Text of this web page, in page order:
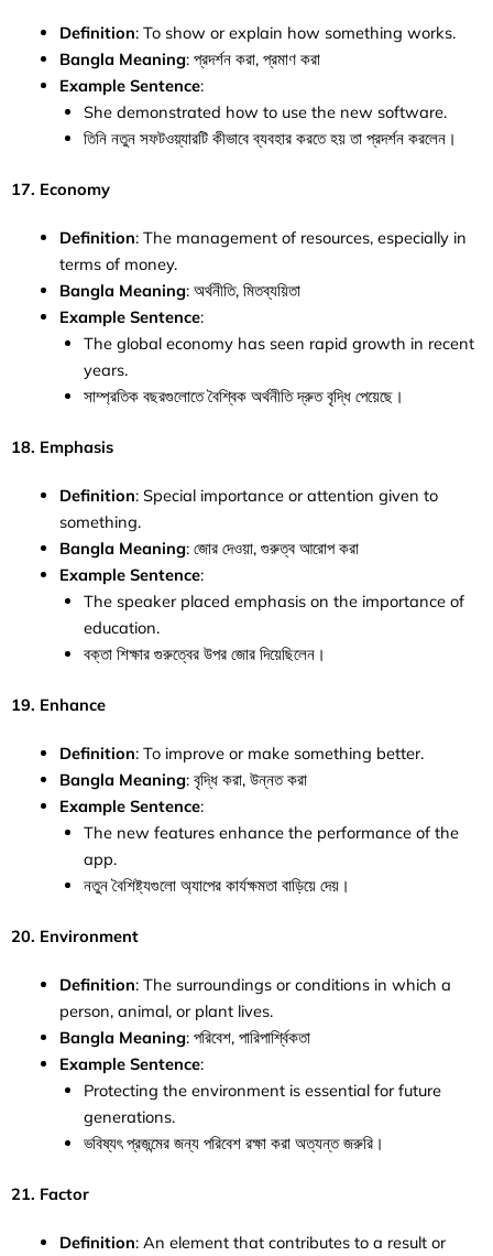
Definition: To show or explain how something works.
Bangla Meaning: প্রদর্শন করা, প্রমাণ করা
Example Sentence:
She demonstrated how to use the new software.
তিনি নতুন সফটওয়্যারটি কীভাবে ব্যবহার করতে হয় তা প্রদর্শন করলেন।
17. Economy
Definition: The management of resources, especially in
terms of money.
Bangla Meaning: অর্থনীতি, মিতব্যয়িতা
Example Sentence:
The global economy has seen rapid growth in recent
years.
সাম্প্রতিক বছরগুলোতে বৈশ্বিক অর্থনীতি দ্রুত বৃদ্ধি পেয়েছে।
18. Emphasis
Definition: Special importance or attention given to
something.
Bangla Meaning: জোর দেওয়া, গুরুত্ব আরোপ করা
Example Sentence:
The speaker placed emphasis on the importance of
education.
বক্তা শিক্ষার গুরুত্বের উপর জোর দিয়েছিলেন।
19. Enhance
Definition: To improve or make something better.
Bangla Meaning: বৃদ্ধি করা, উন্নত করা
Example Sentence:
The new features enhance the performance of the
app.
নতুন বৈশিষ্ট্যগুলো অ্যাপের কার্যক্ষমতা বাড়িয়ে দেয়।
20. Environment
Definition: The surroundings or conditions in which a
person, animal, or plant lives.
Bangla Meaning: পরিবেশ, পারিপার্শ্বিকতা
Example Sentence:
Protecting the environment is essential for future
generations.
ভবিষ্যৎ প্রজন্মের জন্য পরিবেশ রক্ষা করা অত্যন্ত জরুরি।
21. Factor
Definition: An element that contributes to a result or